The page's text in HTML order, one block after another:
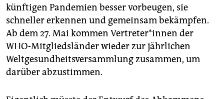
künftigen Pandemien besser vorbeugen, sie
schneller erkennen und gemeinsam bekämpfen.
Ab dem 27. Mai kommen Ver­tre­te­r*in­nen der
WHO-Mitgliedsländer wieder zur jährlichen
Weltgesundheitsversammlung zusammen, um
darüber abzustimmen.